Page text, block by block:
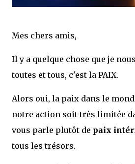
Mes chers amis,
Il y a quelque chose que je
toutes et tous, c'est la PAIX.
Alors oui, la paix dans le
notre action soit très limitée
vous parle plutôt de paix
tous les trésors.